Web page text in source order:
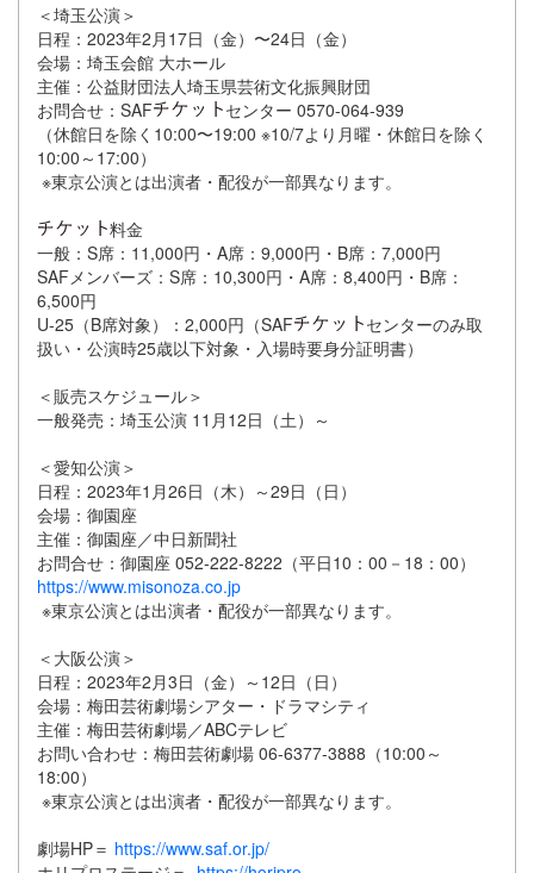
＜埼玉公演＞
日程：2023年2月17日（金）〜24日（金）
会場：埼玉会館 大ホール
主催：公益財団法人埼玉県芸術文化振興財団
お問合せ：SAF
センター 0570-064-939
（休館日を除く10:00〜19:00 ※10/7より月曜・休館日を除く
10:00～17:00）
※東京公演とは出演者・配役が一部異なります。
料金
一般：S席：11,000円・A席：9,000円・B席：7,000円
SAFメンバーズ：S席：10,300円・A席：8,400円・B席：
6,500円
U-25（B席対象）：2,000円（SAF
センターのみ取
扱い・公演時25歳以下対象・入場時要身分証明書）
＜販売スケジュール＞
一般発売：埼玉公演 11月12日（土）～
＜愛知公演＞
日程：2023年1月26日（木）～29日（日）
会場：御園座
主催：御園座／中日新聞社
お問合せ：御園座 052-222-8222（平日10：00－18：00）
https://www.misonoza.co.jp
※東京公演とは出演者・配役が一部異なります。
＜大阪公演＞
日程：2023年2月3日（金）～12日（日）
会場：梅田芸術劇場シアター・ドラマシティ
主催：梅田芸術劇場／ABCテレビ
お問い合わせ：梅田芸術劇場 06-6377-3888（10:00～
18:00）
※東京公演とは出演者・配役が一部異なります。
劇場HP＝ https://www.saf.or.jp/